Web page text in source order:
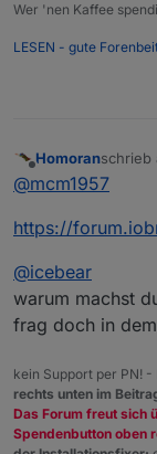
Wer 'nen Kaffee
LESEN - gute
Offline
Homoranschrieb
zuletzt
@mcm1957
https://
@icebear
warum machst
frag doch in
kein Support per PN!
rechts unten im
Das Forum freut sich
Spendenbutton oben